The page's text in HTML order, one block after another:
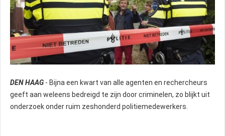
DEN HAAG - Bijna een kwart van alle agenten en rechercheurs
geeft aan weleens bedreigd te zijn door criminelen, zo blijkt uit
onderzoek onder ruim zeshonderd politiemedewerkers.